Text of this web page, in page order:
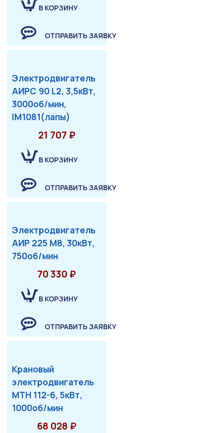
В КОРЗИНУ
ОТПРАВИТЬ ЗАЯВКУ
Электродвигатель
АИРС 90 L2, 3,5кВт,
3000об/мин,
IM1081(лапы)
21 707 ₽
В КОРЗИНУ
ОТПРАВИТЬ ЗАЯВКУ
Электродвигатель
АИР 225 М8, 30кВт,
750об/мин
70 330 ₽
В КОРЗИНУ
ОТПРАВИТЬ ЗАЯВКУ
Крановый
электродвигатель
МТН 112-6, 5кВт,
1000об/мин
68 028 ₽